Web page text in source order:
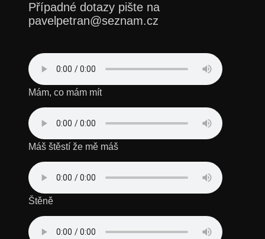
Případné dotazy pište na
pavelpetran@seznam.cz
Mám, co mám mít
Máš štěstí že mě máš
Štěně